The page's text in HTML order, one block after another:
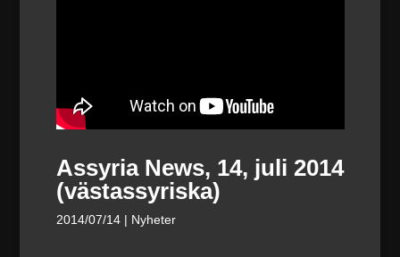
Assyria News, 14, juli 2014
(västassyriska)
2014/07/14| Nyheter